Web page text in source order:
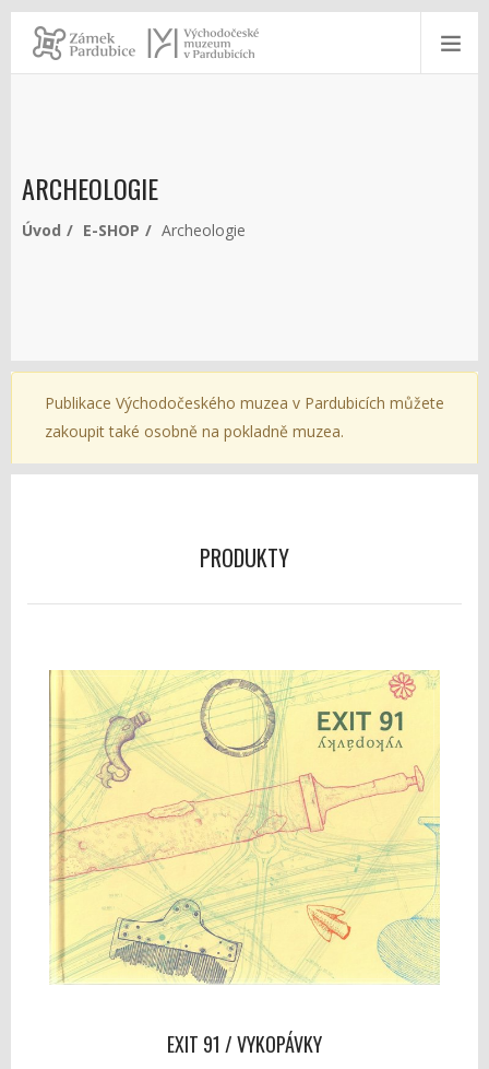
ARCHEOLOGIE
Úvod E-SHOP Archeologie
Publikace Východočeského muzea v Pardubicích můžete
zakoupit také osobně na pokladně muzea.
PRODUKTY
EXIT 91 / VYKOPÁVKY